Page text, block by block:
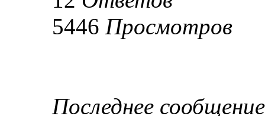
5446 Просмотров
Последнее